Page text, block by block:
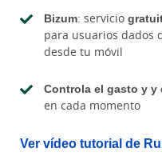
Bizum: servicio
para usuarios dados
desde tu móvil
Controla el gasto y y
en cada momento
Ver vídeo tutorial de